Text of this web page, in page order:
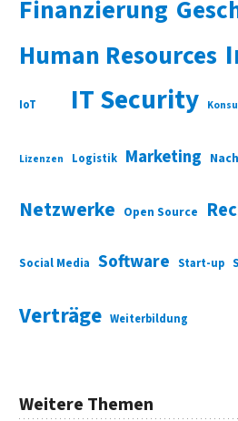
Finanzierung
Human Resources
IoT IT Security
Lizenzen Logistik Marketing
Netzwerke Open Source
Social Media Software Start-up
Verträge Weiterbildung
Weitere Themen